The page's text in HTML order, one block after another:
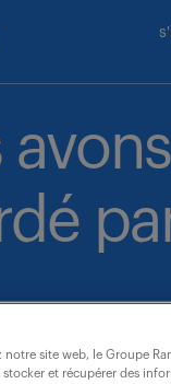
avons
notre site web, le Groupe
stocker et récupérer des